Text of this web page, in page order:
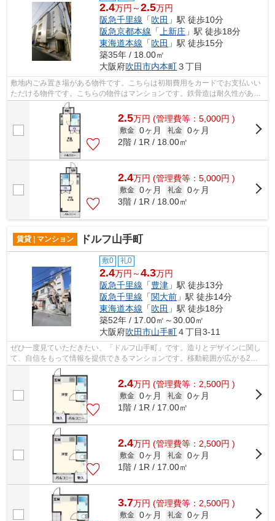
2.4万円～2.5万円
阪急千里線 「吹田 」駅 徒歩10分
阪急京都本線 「 上新庄 」駅 徒歩18分
東海道本線 「吹田 」駅 徒歩15分
築35年 / 18.00㎡
大阪府吹田市内本町３丁目
敷地内ごみ置き場がある物件です。こちらは初期費用をカードでお支払いい
ただける物件です。こちらの物件はマンションです。鉄骨造は耐久性があり
地震のリスクを抑えられます。より多...
2.5万円 (管理費等：5,000円 )
敷金 0ヶ月 礼金 0ヶ月
2階 / 1R / 18.00㎡
2.4万円 (管理費等：5,000円 )
敷金 0ヶ月 礼金 0ヶ月
3階 / 1R / 18.00㎡
賃貸 | マンション ドルフ山手町
敷0 礼0
2.4万円～4.3万円
阪急千里線 「豊津 」駅 徒歩13分
阪急千里線 「関大前 」駅 徒歩14分
東海道本線 「吹田 」駅 徒歩18分
築52年 / 17.00㎡～30.00㎡
大阪府吹田市山手町４丁目3-11
ぜひ一度見ていただきたい、「ドルフ山手町」です。造りとデザインに関し
て、自信をもって情報を提供できるマンションです。移動範囲が広がる2駅
利用可能な物件です。耐震性も高く地震...
2.4万円 (管理費等：2,500円 )
敷金 0ヶ月 礼金 0ヶ月
1階 / 1R / 17.00㎡
2.4万円 (管理費等：2,500円 )
敷金 0ヶ月 礼金 0ヶ月
1階 / 1R / 17.00㎡
3.7万円 (管理費等：2,500円 )
敷金 0ヶ月 礼金 0ヶ月